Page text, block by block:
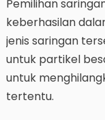
Pemilihan
keberhasilan
jenis saringan
untuk partikel
untuk
tertentu.